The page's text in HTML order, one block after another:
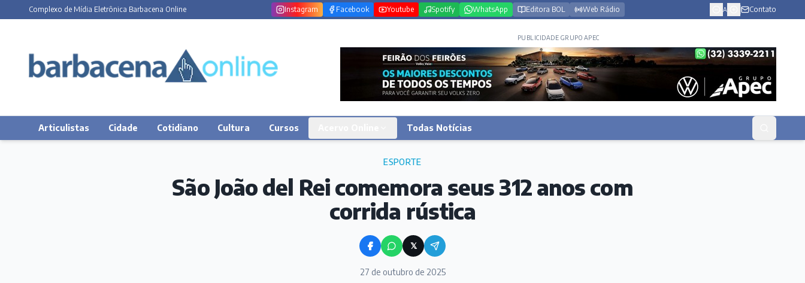
Complexo de Mídia Eletrônica Barbacena Online Instagram Facebook Youtube Spotify WhatsApp Editora BOL Web Rádio A Contato
PUBLICIDADE GRUPO APEC
Articulistas Cidade Cotidiano Cultura Cursos Todas Notícias
ESPORTE
São João del Rei comemora seus 312 anos com
corrida rústica
𝕏
27 de outubro de 2025